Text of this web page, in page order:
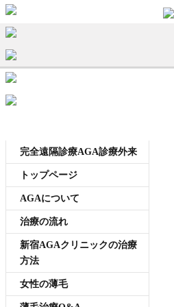
グループ院紹介
無料カウンセリング WEB予
お問い合わせ
無料相談窓口
ご予約はこちら
asian-
man
は
完全遠隔診療AGA診療外来
トップページ
AGAについて
治療の流れ
新宿AGAクリニックの治療
方法
女性の薄毛